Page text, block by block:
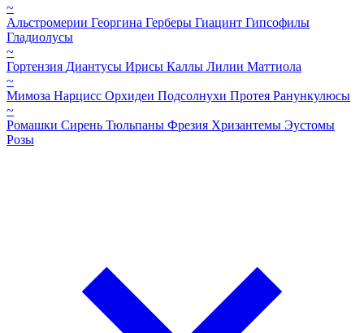
~
Альстромерии Георгина Герберы Гиацинт Гипсофилы
Гладиолусы
~
Гортензия Диантусы Ирисы Каллы Лилии Маттиола
~
Мимоза Нарцисс Орхидеи Подсолнухи Протея Ранункулюсы
~
Ромашки Сирень Тюльпаны Фрезия Хризантемы Эустомы
Розы